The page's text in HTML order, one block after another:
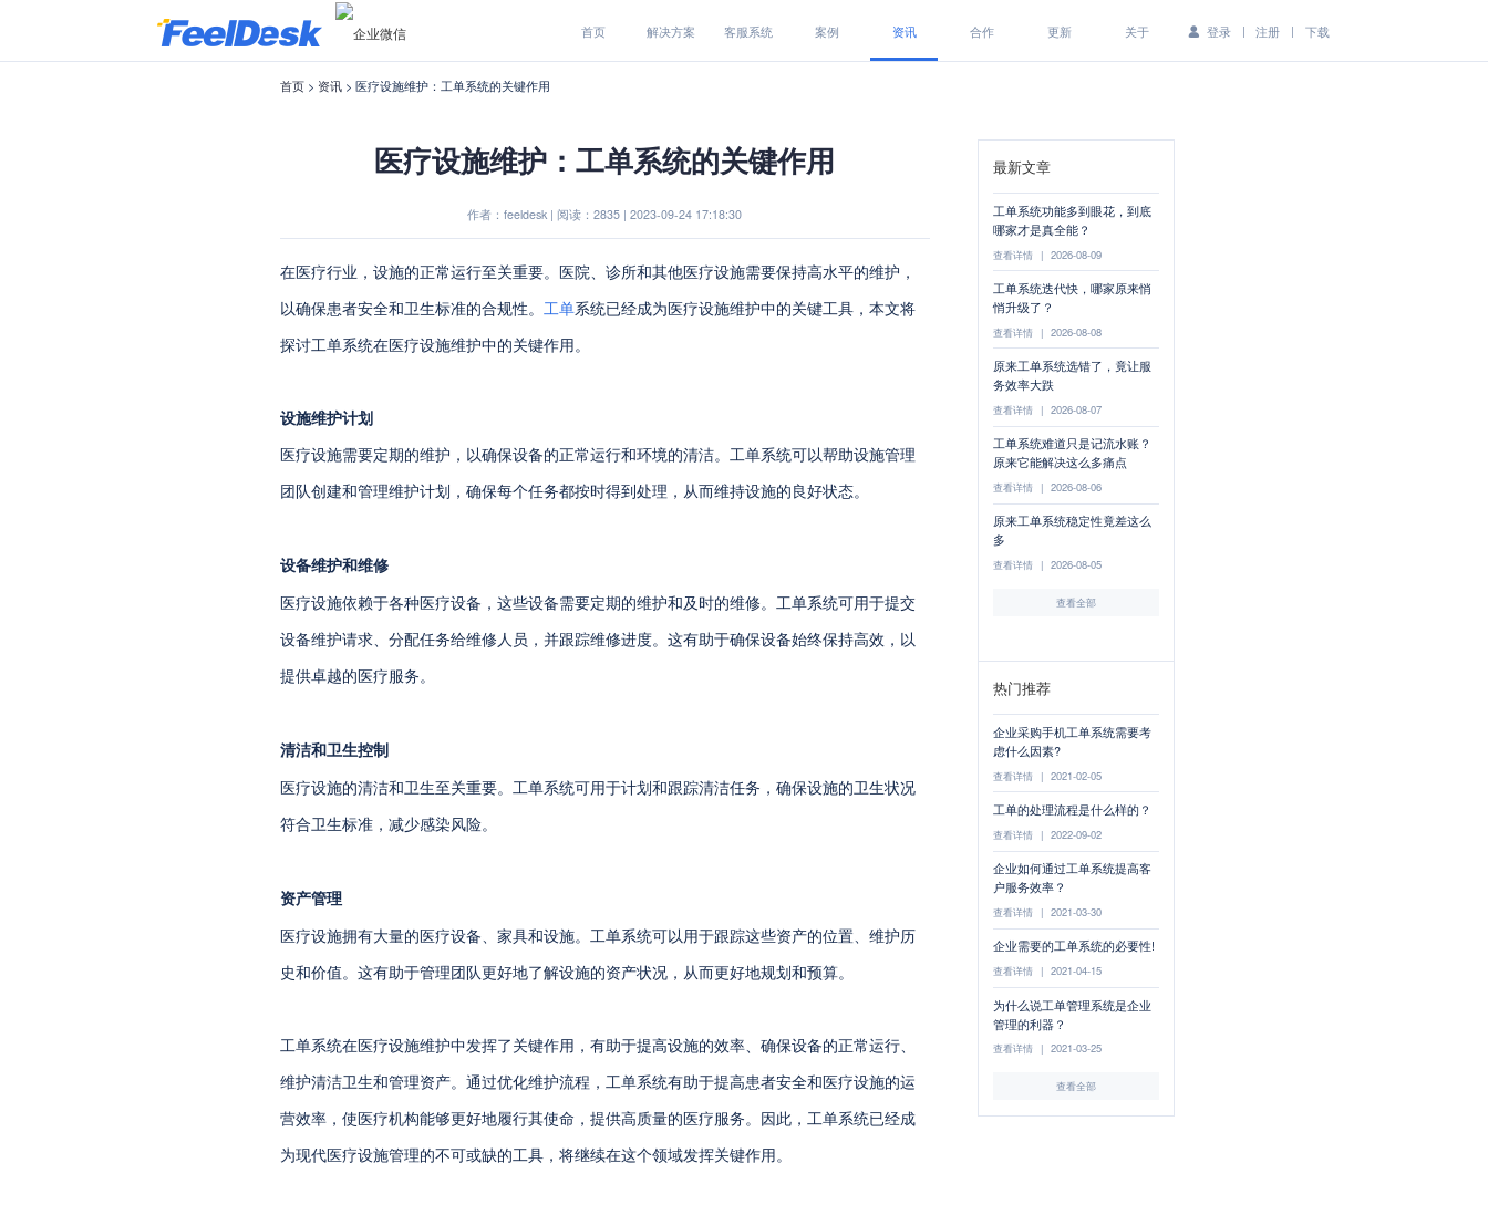
首页 解决方案 客服系统 案例 资讯 合作 更新 关于 登录 | 注册 | 下载
首页> 资讯> 医疗设施维护：工单系统的关键作用
医疗设施维护：工单系统的关键作用
作者：feeldesk | 阅读：2835 | 2023-09-24 17:18:30
在医疗行业，设施的正常运行至关重要。医院、诊所和其他医疗设施需要保持高水平的维护，
以确保患者安全和卫生标准的合规性。 工单系统已经成为医疗设施维护中的关键工具，本文将
探讨工单系统在医疗设施维护中的关键作用。
设施维护计划
医疗设施需要定期的维护，以确保设备的正常运行和环境的清洁。工单系统可以帮助设施管理
团队创建和管理维护计划，确保每个任务都按时得到处理，从而维持设施的良好状态。
设备维护和维修
医疗设施依赖于各种医疗设备，这些设备需要定期的维护和及时的维修。工单系统可用于提交
设备维护请求、分配任务给维修人员，并跟踪维修进度。这有助于确保设备始终保持高效，以
提供卓越的医疗服务。
清洁和卫生控制
医疗设施的清洁和卫生至关重要。工单系统可用于计划和跟踪清洁任务，确保设施的卫生状况
符合卫生标准，减少感染风险。
资产管理
医疗设施拥有大量的医疗设备、家具和设施。工单系统可以用于跟踪这些资产的位置、维护历
史和价值。这有助于管理团队更好地了解设施的资产状况，从而更好地规划和预算。
工单系统在医疗设施维护中发挥了关键作用，有助于提高设施的效率、确保设备的正常运行、
维护清洁卫生和管理资产。通过优化维护流程，工单系统有助于提高患者安全和医疗设施的运
营效率，使医疗机构能够更好地履行其使命，提供高质量的医疗服务。因此，工单系统已经成
为现代医疗设施管理的不可或缺的工具，将继续在这个领域发挥关键作用。
最新文章
工单系统功能多到眼花，到底
哪家才是真全能？
查看详情 | 2026-08-09
工单系统迭代快，哪家原来悄
悄升级了？
查看详情 | 2026-08-08
原来工单系统选错了，竟让服
务效率大跌
查看详情 | 2026-08-07
工单系统难道只是记流水账？
原来它能解决这么多痛点
查看详情 | 2026-08-06
原来工单系统稳定性竟差这么
多
查看详情 | 2026-08-05
查看全部
热门推荐
企业采购手机工单系统需要考
虑什么因素?
查看详情 | 2021-02-05
工单的处理流程是什么样的？
查看详情 | 2022-09-02
企业如何通过工单系统提高客
户服务效率？
查看详情 | 2021-03-30
企业需要的工单系统的必要性!
查看详情 | 2021-04-15
为什么说工单管理系统是企业
管理的利器？
查看详情 | 2021-03-25
查看全部